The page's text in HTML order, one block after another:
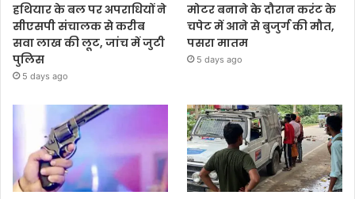
हथियार के बल पर अपराधियों ने
सीएसपी संचालक से करीब
सवा लाख की लूट, जांच में जुटी
पुलिस
5 days ago
मोटर बनाने के दौरान करंट के
चपेट में आने से बुजुर्ग की मौत,
पसरा मातम
5 days ago